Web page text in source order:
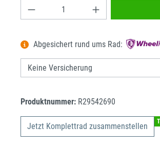
Produkt Anzahl: Gib den
Abgesichert rund ums Rad:
Produktnummer: R29542690
Jetzt Komplettrad zusammenstellen